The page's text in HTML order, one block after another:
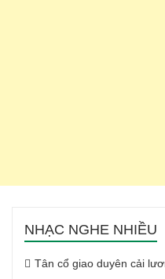
NHẠC NGHE NHIỀU
Tân cổ giao duyên cải